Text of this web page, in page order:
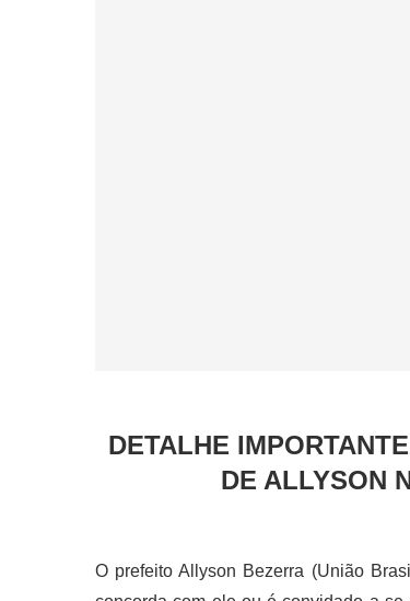
DETALHE
DE ALLYSON
O prefeito Allyson Bezerra (União